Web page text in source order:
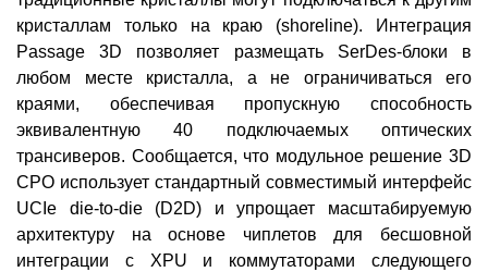
кристаллам только на краю (shoreline). Интеграция
Passage 3D позволяет размещать SerDes-блоки в
любом месте кристалла, а не ограничиваться его
краями, обеспечивая пропускную способность
эквивалентную 40 подключаемых оптических
трансиверов. Сообщается, что модульное решение 3D
CPO использует стандартный совместимый интерфейс
UCIe die-to-die (D2D) и упрощает масштабируемую
архитектуру на основе чиплетов для бесшовной
интеграции с XPU и коммутаторами следующего